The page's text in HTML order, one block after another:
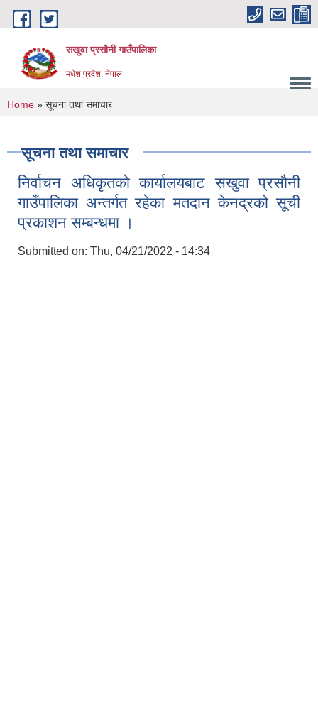
Skip to main content
सखुवा प्रसौनी गाउँपालिका
मधेश प्रदेश, नेपाल
You are here
Home » सूचना तथा समाचार
सूचना तथा समाचार
निर्वाचन अधिकृतको कार्यालयबाट सखुवा प्रसौनी
गाउँपालिका अन्तर्गत रहेका मतदान केनद्रको सूची
प्रकाशन सम्बन्धमा ।
Submitted on: Thu, 04/21/2022 - 14:34